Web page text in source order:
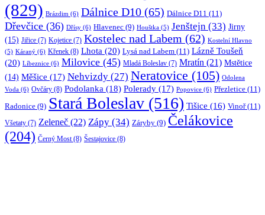
(829) Brázdim (6) Dálnice D10 (65) Dálnice D11 (11)
Dřevčice (36) Dřísy (6) Hlavenec (9) Houštka (5) Jenštejn (33) Jirny
(15) Jiřice (7) Kojetice (7) Kostelec nad Labem (62) Kostelní Hlavno
(5) Káraný (6) Křenek (8) Lhota (20) Lysá nad Labem (11) Lázně Toušeň
(20) Líbeznice (6) Milovice (45) Mladá Boleslav (7) Mratín (21) Mstětice
(14) Měšice (17) Nehvizdy (27) Neratovice (105) Odolena
Voda (6) Ovčáry (8) Podolanka (18) Polerady (17) Popovice (6) Přezletice (11)
Radonice (9) Stará Boleslav (516) Tišice (16) Vinoř(11)
Všetaty (7) Zeleneč (22) Zápy (34) Záryby (9) Čelákovice
(204) Černý Most(8) Šestajovice (8)